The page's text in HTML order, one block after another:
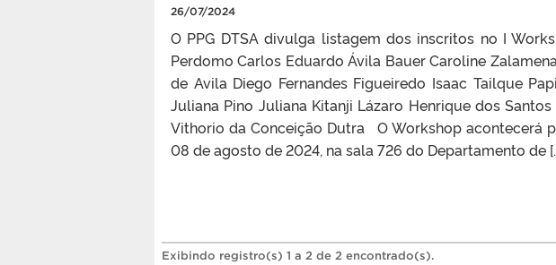
26/07/2024
O PPG DTSA divulga listagem dos inscritos no I
Perdomo Carlos Eduardo Ávila Bauer Caroline
de Avila Diego Fernandes Figueiredo Isaac Tailque
Juliana Pino Juliana Kitanji Lázaro Henrique dos
Vithorio da Conceição Dutra O Workshop acontecerá
08 de agosto de 2024, na sala 726 do Departamento de
Exibindo registro(s) 1 a 2 de 2 encontrado(s).